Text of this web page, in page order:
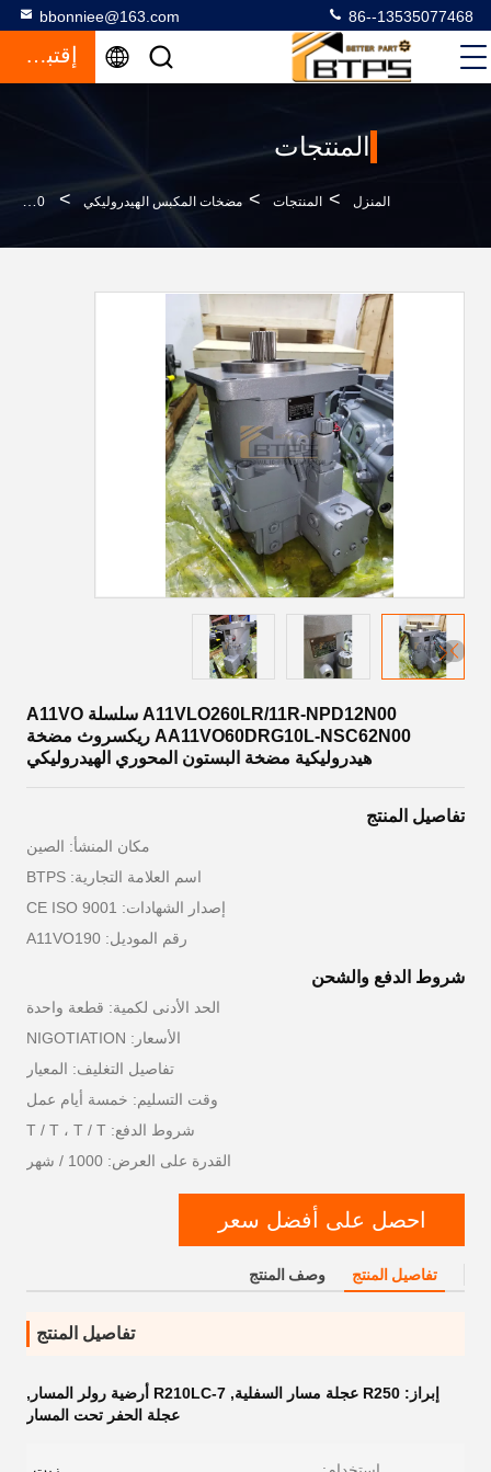
bbonniee@163.com 86--13535077468
إقتباس
المنتجات
المنزل > المنتجات > مضخات المكبس الهيدروليكي > A11VLO260LR/11R-NPD12N00 سلسلة A11VO AA11VO60DRG10L-NSC62N00 ريكسروث مضخة هيدروليكية مضخة البستون المحوري الهيدروليكي
A11VLO260LR/11R-NPD12N00 سلسلة A11VO
AA11VO60DRG10L-NSC62N00 ريكسروث مضخة
هيدروليكية مضخة البستون المحوري الهيدروليكي
تفاصيل المنتج
مكان المنشأ: الصين
اسم العلامة التجارية: BTPS
إصدار الشهادات: CE ISO 9001
رقم الموديل: A11VO190
شروط الدفع والشحن
الحد الأدنى لكمية: قطعة واحدة
الأسعار: NIGOTIATION
تفاصيل التغليف: المعيار
وقت التسليم: خمسة أيام عمل
شروط الدفع: T / T ، T / T
القدرة على العرض: 1000 / شهر
احصل على أفضل سعر
تفاصيل المنتج وصف المنتج
تفاصيل المنتج
إبراز: R250 عجلة مسار السفلية , R210LC-7 أرضية رولر المسار
,
عجلة الحفر تحت المسار